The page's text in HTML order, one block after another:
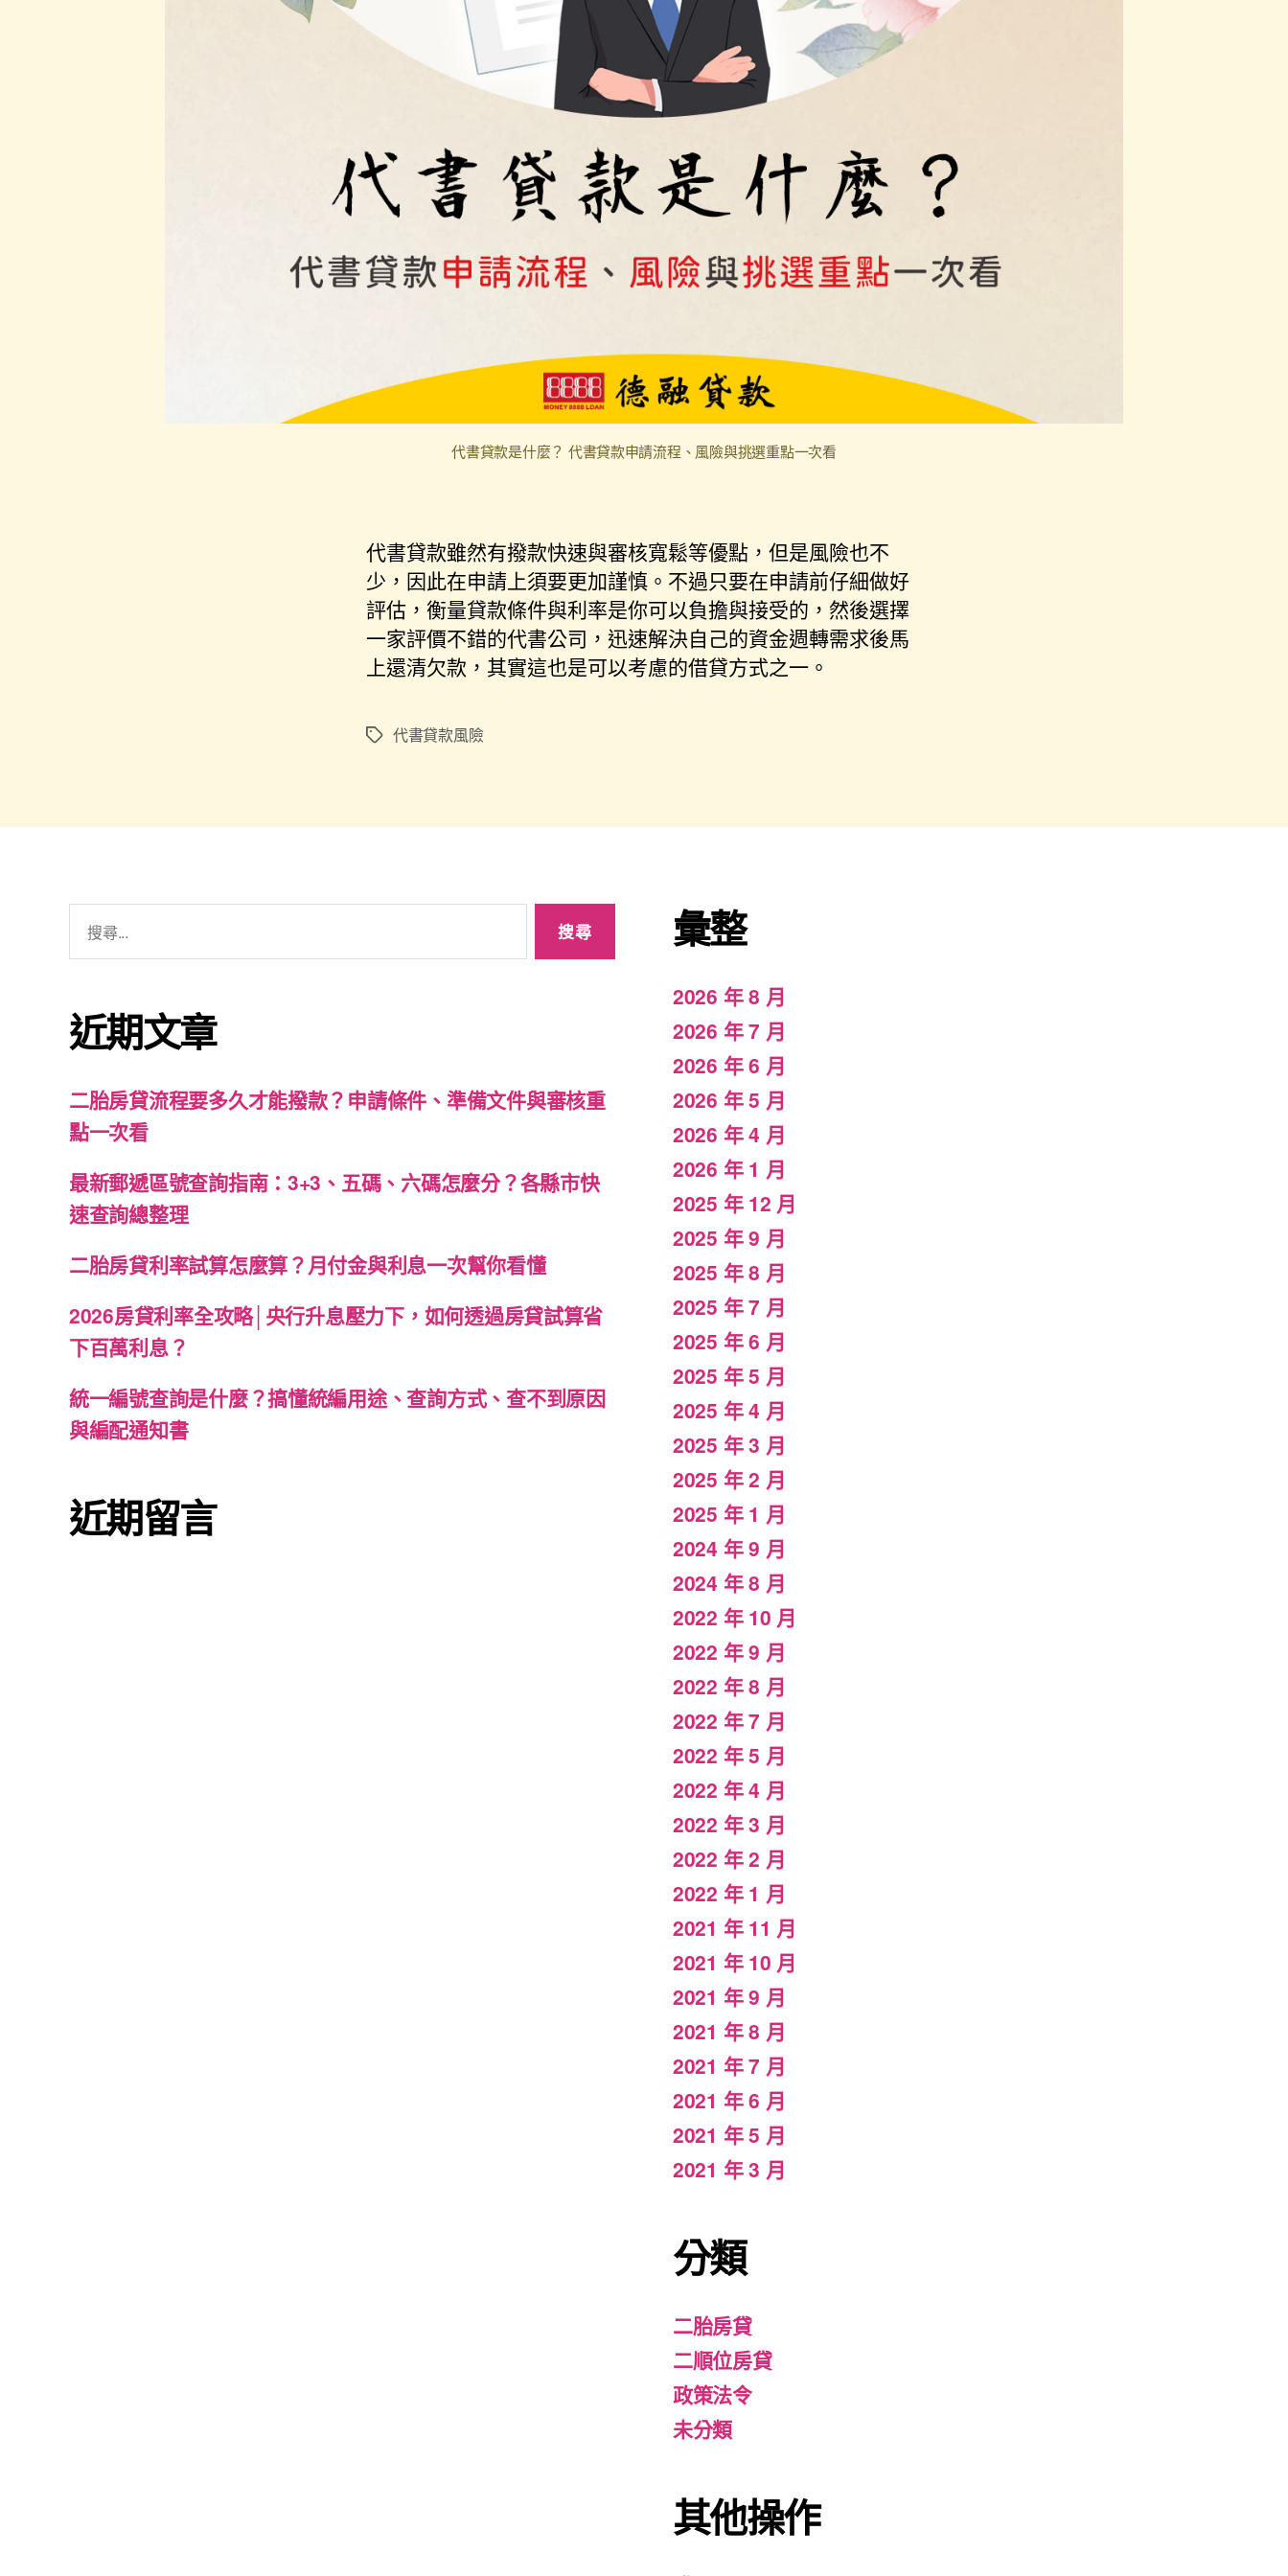
代書貸款是什麼？ 代書貸款申請流程、風險與挑選重點一次看
代書貸款雖然有撥款快速與審核寬鬆等優點，但是風險也不
少，因此在申請上須要更加謹慎。不過只要在申請前仔細做好
評估，衡量貸款條件與利率是你可以負擔與接受的，然後選擇
一家評價不錯的代書公司，迅速解決自己的資金週轉需求後馬
上還清欠款，其實這也是可以考慮的借貸方式之一。
代書貸款風險
近期文章
二胎房貸流程要多久才能撥款？申請條件、準備文件與審核重
點一次看
最新郵遞區號查詢指南：3+3、五碼、六碼怎麼分？各縣市快
速查詢總整理
二胎房貸利率試算怎麼算？月付金與利息一次幫你看懂
2026房貸利率全攻略│央行升息壓力下，如何透過房貸試算省
下百萬利息？
統一編號查詢是什麼？搞懂統編用途、查詢方式、查不到原因
與編配通知書
近期留言
彙整
2026 年 8 月
2026 年 7 月
2026 年 6 月
2026 年 5 月
2026 年 4 月
2026 年 1 月
2025 年 12 月
2025 年 9 月
2025 年 8 月
2025 年 7 月
2025 年 6 月
2025 年 5 月
2025 年 4 月
2025 年 3 月
2025 年 2 月
2025 年 1 月
2024 年 9 月
2024 年 8 月
2022 年 10 月
2022 年 9 月
2022 年 8 月
2022 年 7 月
2022 年 5 月
2022 年 4 月
2022 年 3 月
2022 年 2 月
2022 年 1 月
2021 年 11 月
2021 年 10 月
2021 年 9 月
2021 年 8 月
2021 年 7 月
2021 年 6 月
2021 年 5 月
2021 年 3 月
分類
二胎房貸
二順位房貸
政策法令
未分類
其他操作